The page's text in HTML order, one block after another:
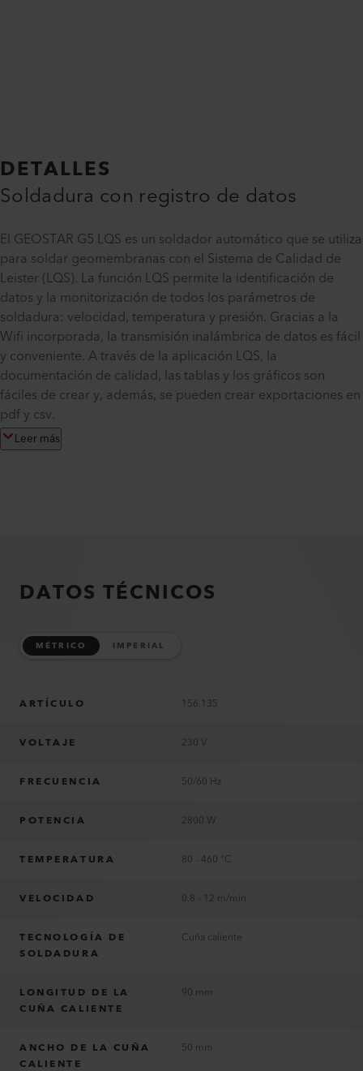
DETALLES
Soldadura con registro de datos
El GEOSTAR G5 LQS es un soldador automático que se utiliza
para soldar geomembranas con el Sistema de Calidad de
Leister (LQS). La función LQS permite la identificación de
datos y la monitorización de todos los parámetros de
soldadura: velocidad, temperatura y presión. Gracias a la
Wifi incorporada, la transmisión inalámbrica de datos es fácil
y conveniente. A través de la aplicación LQS, la
documentación de calidad, las tablas y los gráficos son
fáciles de crear y, además, se pueden crear exportaciones en
pdf y csv.
Leer más
DATOS TÉCNICOS
MÉTRICO IMPERIAL
ARTÍCULO 156.135
VOLTAJE 230 V
FRECUENCIA 50/60 Hz
POTENCIA 2800 W
TEMPERATURA 80 - 460 °C
VELOCIDAD 0.8 - 12 m/min
TECNOLOGÍA DE
SOLDADURA
Cuña caliente
LONGITUD DE LA
CUÑA CALIENTE
90 mm
ANCHO DE LA CUÑA
CALIENTE
50 mm